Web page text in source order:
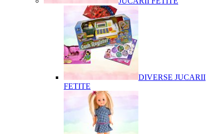
DIVERSE JUCARII
FETITE